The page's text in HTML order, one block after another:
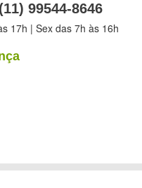
(11) 99544-8646
17h | Sex das 7h às 16h